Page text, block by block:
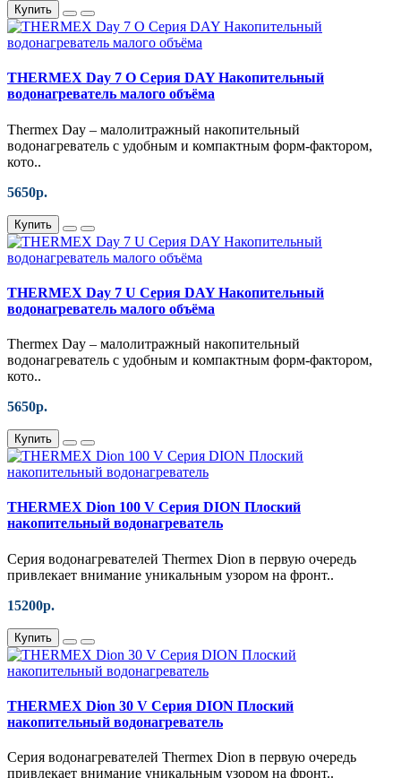
Купить
THERMEX Day 7 O Серия DAY Накопительный
водонагреватель малого объёма
Thermex Day – малолитражный накопительный
водонагреватель с удобным и компактным форм-фактором,
кото..
5650р.
Купить
THERMEX Day 7 U Серия DAY Накопительный
водонагреватель малого объёма
Thermex Day – малолитражный накопительный
водонагреватель с удобным и компактным форм-фактором,
кото..
5650р.
Купить
THERMEX Dion 100 V Серия DION Плоский
накопительный водонагреватель
Серия водонагревателей Thermex Dion в первую очередь
привлекает внимание уникальным узором на фронт..
15200р.
Купить
THERMEX Dion 30 V Серия DION Плоский
накопительный водонагреватель
Серия водонагревателей Thermex Dion в первую очередь
привлекает внимание уникальным узором на фронт..